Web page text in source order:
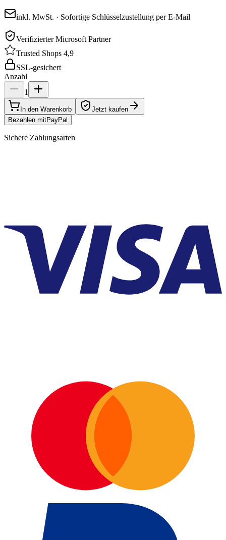
inkl. MwSt. · Sofortige Schlüsselzustellung per E-Mail
Verifizierter Microsoft Partner
Trusted Shops 4,9
SSL-gesichert
Anzahl
1
In den Warenkorb
Jetzt kaufen
Bezahlen mitPayPal
Sichere Zahlungsarten